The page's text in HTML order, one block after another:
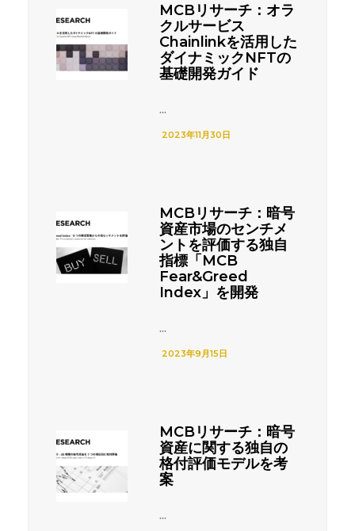
MCBリサーチ：オラ
クルサービス
Chainlinkを活用した
ダイナミックNFTの
基礎開発ガイド
...
2023年11月30日
MCBリサーチ：暗号
資産市場のセンチメ
ントを評価する独自
指標「MCB
Fear&Greed
Index」を開発
...
2023年9月15日
MCBリサーチ：暗号
資産に関する独自の
格付評価モデルを考
案
...